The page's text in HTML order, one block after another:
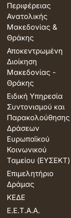
Περιφέρειας
Ανατολικής
Μακεδονίας &
Θράκης
Αποκεντρωμένη
Διοίκηση
Μακεδονίας -
Θράκης
Ειδική Υπηρεσία
Συντονισμού και
Παρακολούθησης
Δράσεων
Ευρωπαϊκού
Κοινωνικού
Ταμείου (ΕΥΣΕΚΤ)
Επιμελητήριο
Δράμας
ΚΕΔΕ
Ε.Ε.Τ.Α.Α.